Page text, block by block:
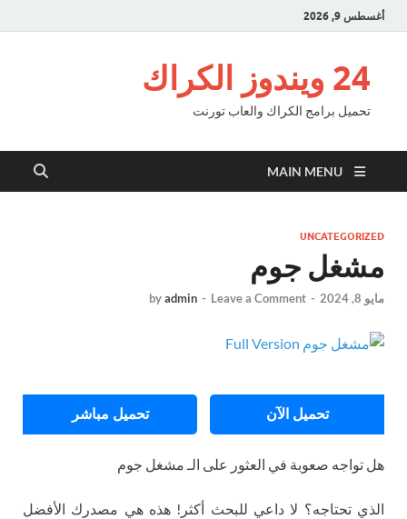
أغسطس 9, 2026
24 ويندوز الكراك
تحميل برامج الكراك والعاب تورنت
MAIN MENU
UNCATEGORIZED
مشغل جوم
مايو 8, 2024 -
byadmin - Leave a Comment
تحميل الآن تحميل مباشر
هل تواجه صعوبة في العثور على الـ مشغل جوم
الذي تحتاجه؟ لا داعي للبحث أكثر! هذه هي مصدرك الأفضل